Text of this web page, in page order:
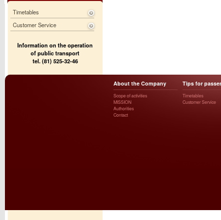
Timetables
Customer Service
Information on the operation
of public transport
tel. (81) 525-32-46
About the Company
Scope of activities
MISSION
Authorities
Contact
Tips for
Timetables
Customer Service